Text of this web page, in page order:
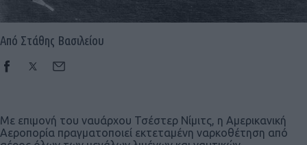
Από Στάθης Βασιλείου
Με επιμονή του ναυάρχου Τσέστερ Νίμιτς, η Αμερικανική
Αεροπορία πραγματοποιεί εκτεταμένη ναρκοθέτηση από